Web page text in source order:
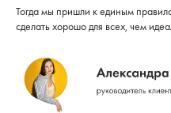
Тогда мы пришли к единым
сделать хорошо для всех, чем